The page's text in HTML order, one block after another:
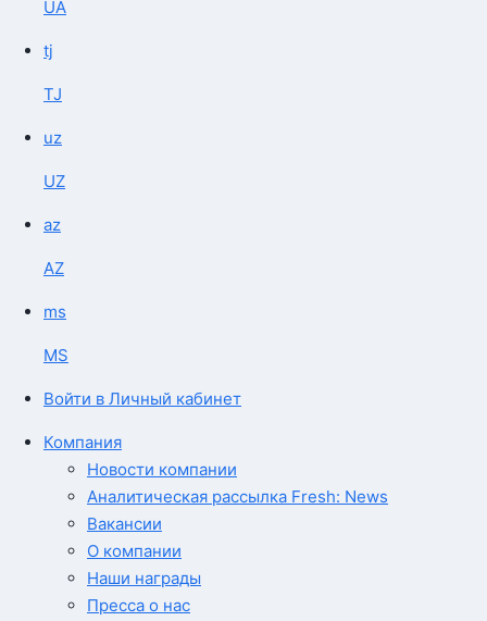
UA
tj
TJ
uz
UZ
az
AZ
ms
MS
Войти в Личный кабинет
Компания
Новости компании
Аналитическая рассылка Fresh: News
Вакансии
О компании
Наши награды
Пресса о нас